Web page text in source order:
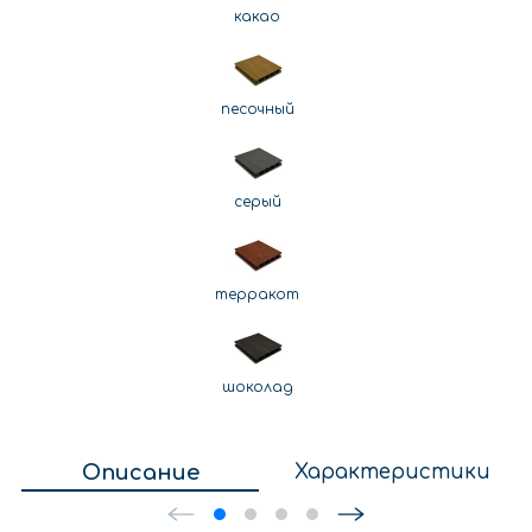
какао
песочный
серый
терракот
шоколад
Описание Характеристики